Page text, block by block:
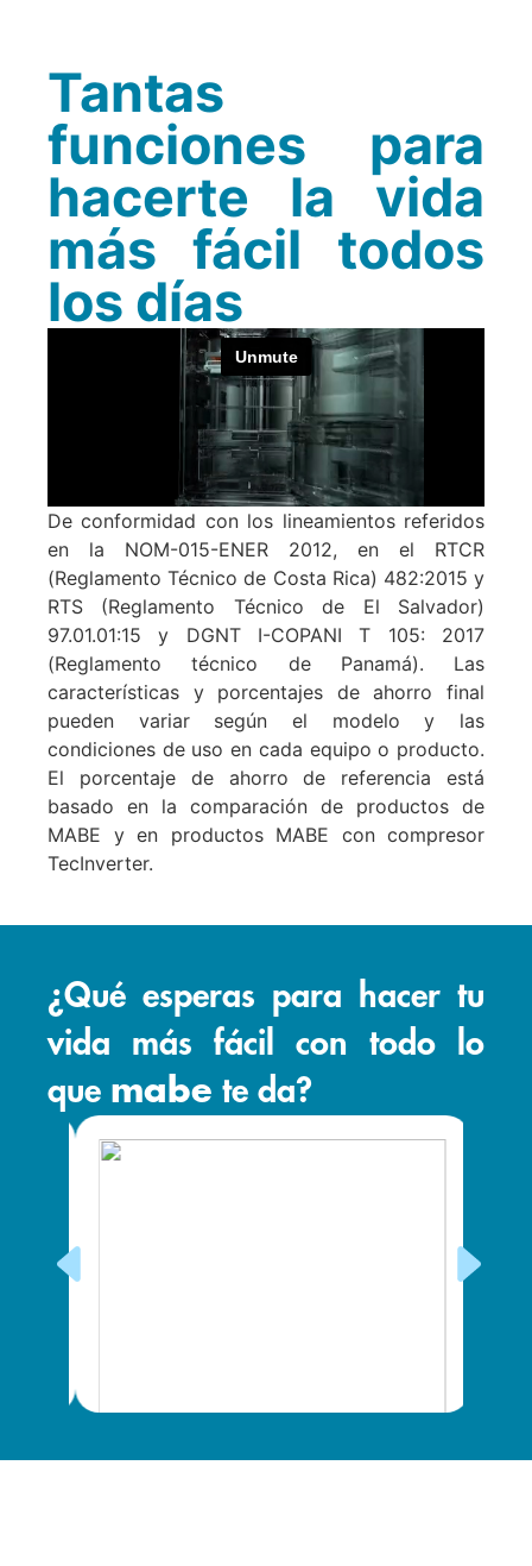
Tantas
funciones para
hacerte la vida
más fácil todos
los días
De conformidad con los lineamientos referidos
en la NOM-015-ENER 2012, en el RTCR
(Reglamento Técnico de Costa Rica) 482:2015 y
RTS (Reglamento Técnico de El Salvador)
97.01.01:15 y DGNT I-COPANI T 105: 2017
(Reglamento técnico de Panamá). Las
características y porcentajes de ahorro final
pueden variar según el modelo y las
condiciones de uso en cada equipo o producto.
El porcentaje de ahorro de referencia está
basado en la comparación de productos de
MABE y en productos MABE con compresor
TecInverter.
¿Qué esperas para hacer tu
vida más fácil con todo lo
que mabe te da?